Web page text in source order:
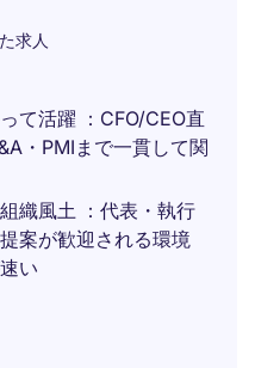
求人
て活躍 ：CFO/CEO直
・PMIまで一貫して関
織風土 ：代表・執行
案が歓迎される環境
い